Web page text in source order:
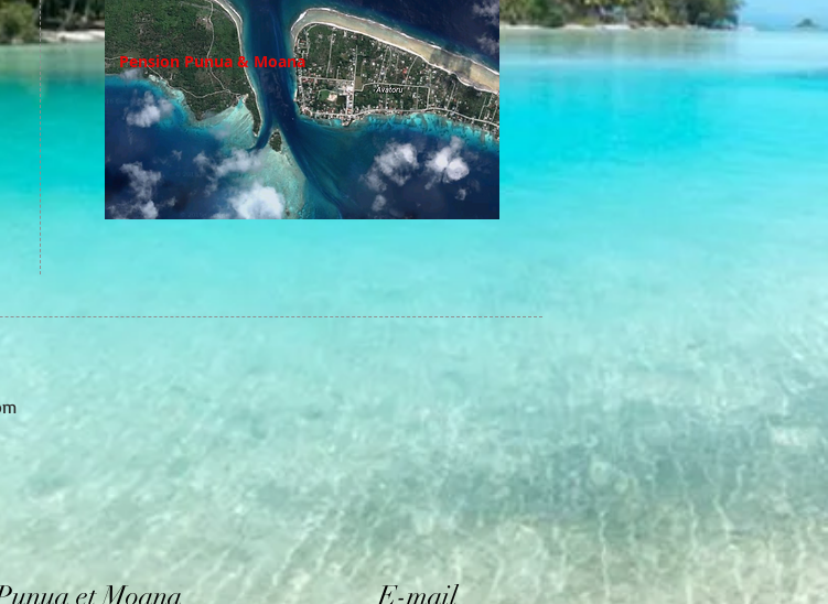
Pension Punua & Moana
et Moana E-mail